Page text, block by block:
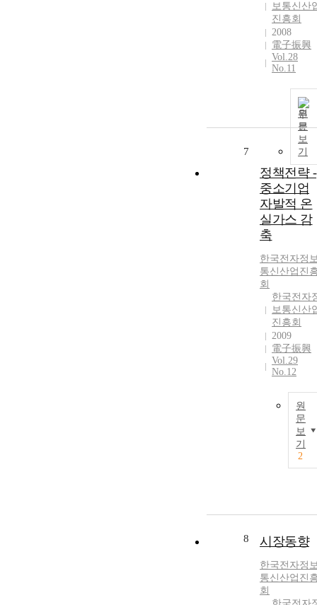
보통신산
진흥회
2008
電子振興
Vol.28
No.11
원
문
보
기
7
정책전략 -
중소기업
자발적 온
실가스 감
축
한국전자정
통신산업진
회
한국전자
보통신산
진흥회
2009
電子振興
Vol.29
No.12
원
문
보
기
2
8 시장동향
한국전자정
통신산업진
회